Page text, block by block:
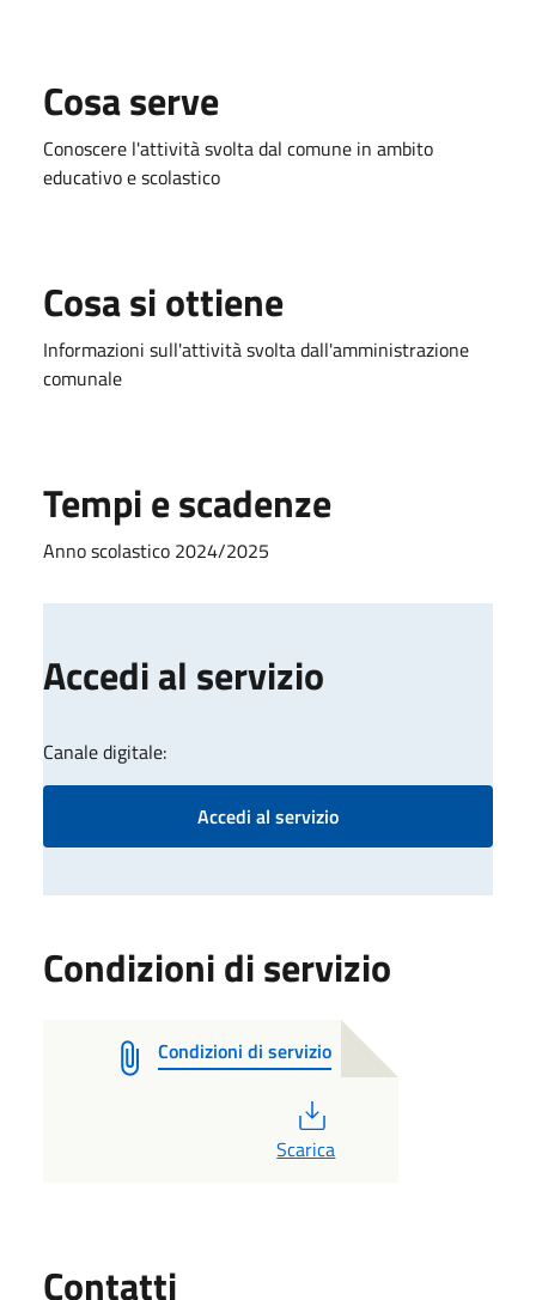
Cosa serve
Conoscere l'attività svolta dal comune in ambito
educativo e scolastico
Cosa si ottiene
Informazioni sull'attività svolta dall'amministrazione
comunale
Tempi e scadenze
Anno scolastico 2024/2025
Accedi al servizio
Canale digitale:
Accedi al servizio
Condizioni di servizio
Condizioni di servizio
Scarica
Contatti